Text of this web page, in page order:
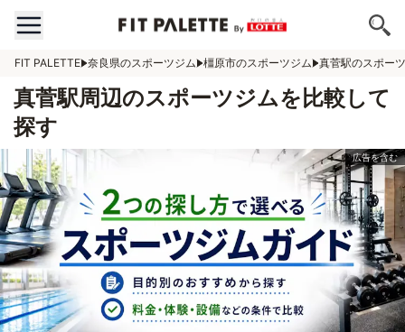
FIT PALETTE 奈良県のスポーツジム 橿原市のスポーツジム 真菅駅のスポー
真菅駅周辺のスポーツジムを比較して
探す